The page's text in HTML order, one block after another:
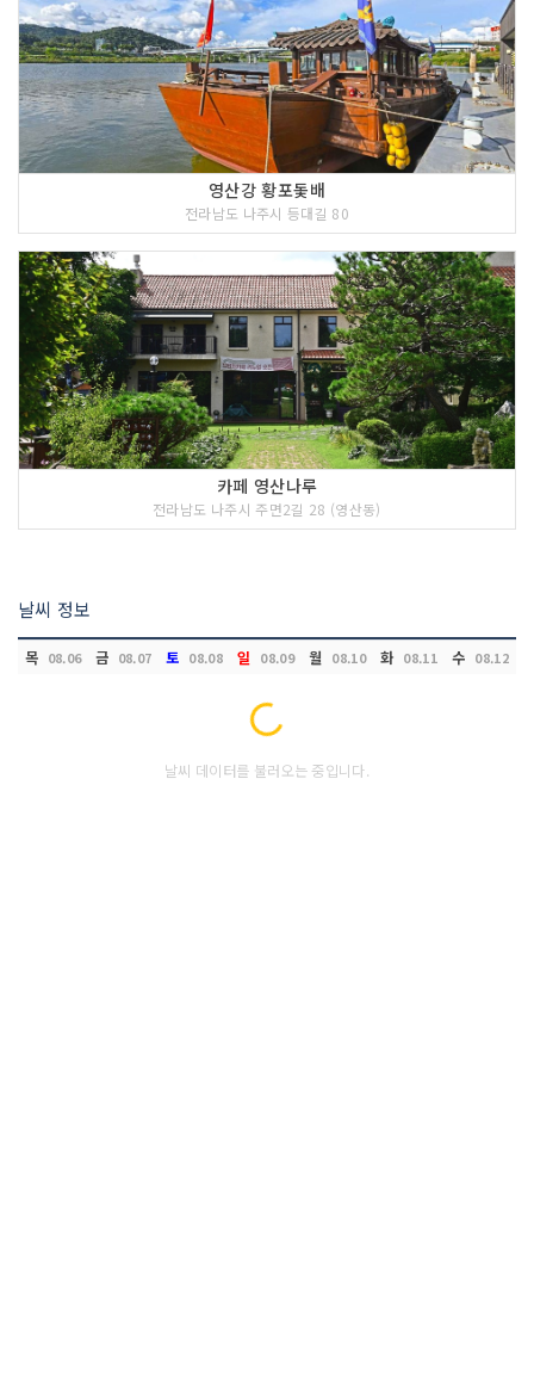
영산강 황포돛배
전라남도 나주시 등대길 80
카페 영산나루
전라남도 나주시 주면2길 28 (영산동)
날씨 정보
목 08.06 금 08.07 토 08.08 일 08.09 월 08.10 화 08.11 수 08.12
Loading...
날씨 데이터를 불러오는 중입니다.